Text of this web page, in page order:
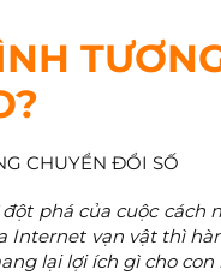
CHUYỂN ĐỔI SỐ
phá của cuộc cách
Internet vạn vật thì
lại lợi ích gì cho